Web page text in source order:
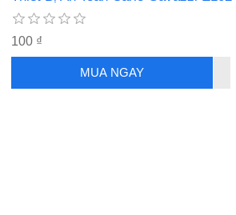
100 ₫
MUA NGAY